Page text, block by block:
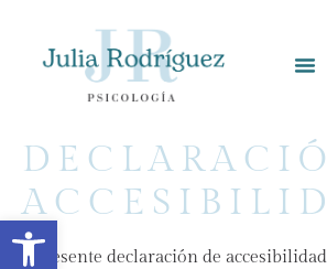
Abrir barra de herramientas
La presente declaración de